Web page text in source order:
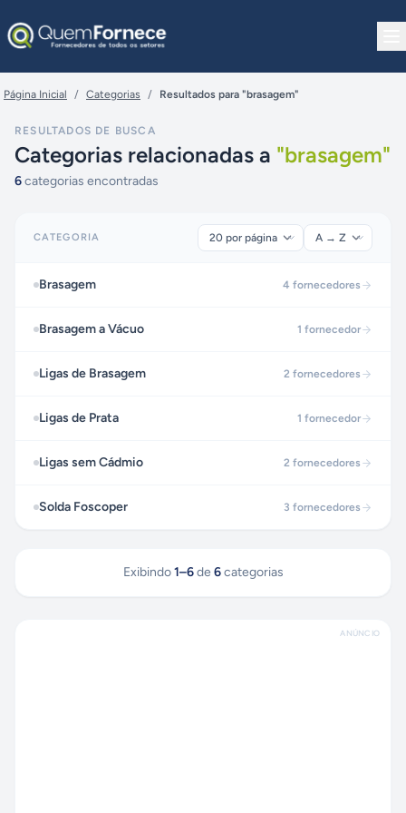
Página Inicial / Categorias / Resultados para "brasagem"
RESULTADOS DE BUSCA
Categorias relacionadas a "brasagem"
6categorias encontradas
CATEGORIA
Brasagem 4 fornecedores
Brasagem a Vácuo 1 fornecedor
Ligas de Brasagem 2 fornecedores
Ligas de Prata 1 fornecedor
Ligas sem Cádmio 2 fornecedores
Solda Foscoper 3 fornecedores
Exibindo 1–6 de 6 categorias
ANÚNCIO